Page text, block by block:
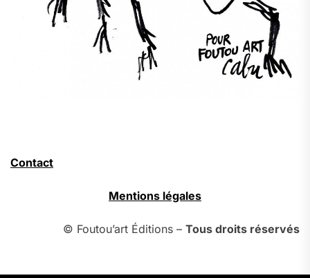
Contact
Mentions légales
© Foutou’art Éditions – Tous droits réservés